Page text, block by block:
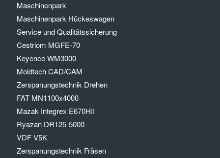
Maschinenpark
Maschinenpark Hückeswagen
Service und Qualitätssicherung
Cestriom MGFE-70
Keyence WM3000
Moldtech CAD/CAM
Zerspanungstechnik Drehen
FAT MN1100x4000
Mazak Integrex E670HII
Ryazan DR125-5000
VDF V5K
Zerspanungstechnik Fräsen